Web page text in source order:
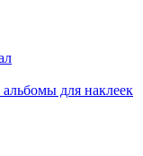
для наклеек